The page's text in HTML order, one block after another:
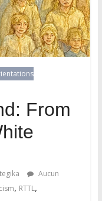
From
Aucun
, RTTL,